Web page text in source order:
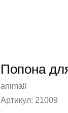
Попона
animall
Артикул: 21009